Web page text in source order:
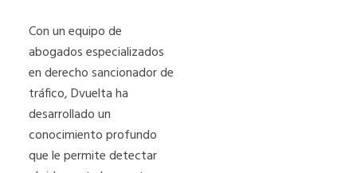
Con un equipo de
abogados especializados
en derecho sancionador de
tráfico, Dvuelta ha
desarrollado un
conocimiento profundo
que le permite detectar